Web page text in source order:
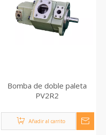
Bomba de doble paleta
PV2R2
Añadir al carrito